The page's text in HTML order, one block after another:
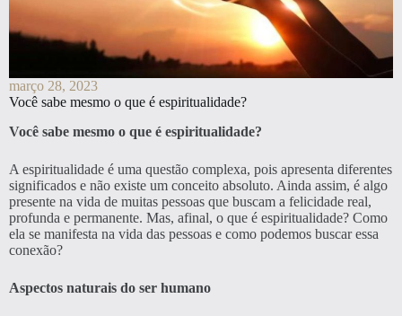
março 28, 2023
Você sabe mesmo o que é espiritualidade?
Você sabe mesmo o que é espiritualidade?
A espiritualidade é uma questão complexa, pois apresenta diferentes
significados e não existe um conceito absoluto. Ainda assim, é algo
presente na vida de muitas pessoas que buscam a felicidade real,
profunda e permanente. Mas, afinal, o que é espiritualidade? Como
ela se manifesta na vida das pessoas e como podemos buscar essa
conexão?
Aspectos naturais do ser humano